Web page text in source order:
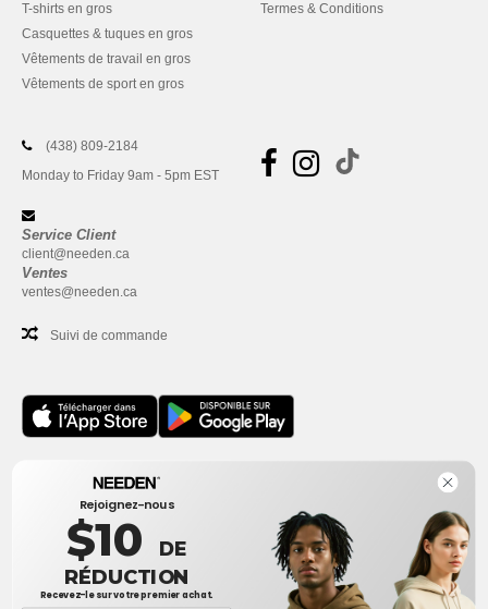
T-shirts en gros
Casquettes & tuques en gros
Vêtements de travail en gros
Vêtements de sport en gros
Termes & Conditions
(438) 809-2184
Monday to Friday 9am - 5pm EST
Service Client
client@needen.ca
Ventes
ventes@needen.ca
Suivi de commande
Bureau
One Dundas Street West Suite 2500
Toronto, Ontario, M5G 1Z3
Ceci n'est PAS l'adresse de retour. Pour les retours, voir ici
Bureau
Rejoignez-nous
$10 DE
RÉDUCTION
Recevez-le sur votre premier achat.